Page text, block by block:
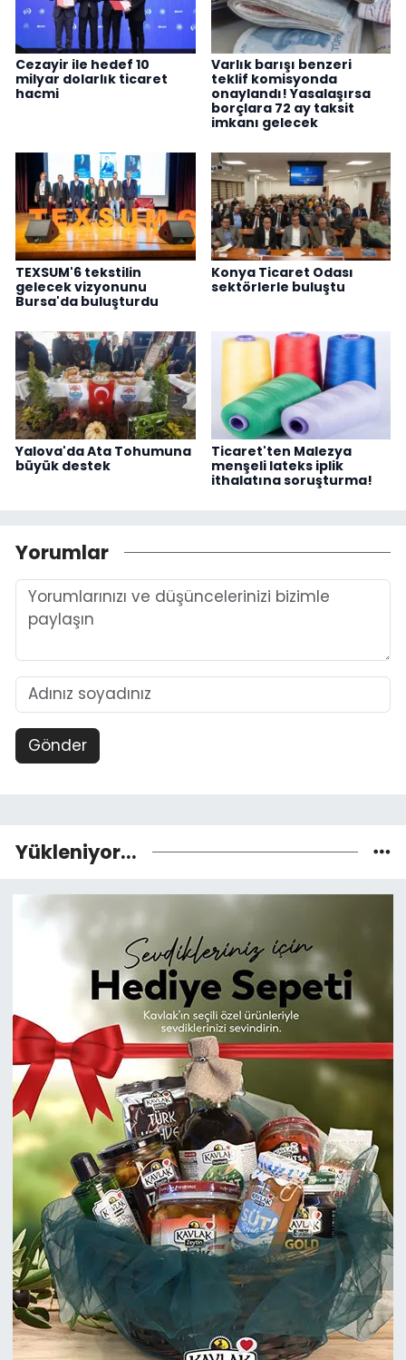
Cezayir ile hedef 10
milyar dolarlık ticaret
hacmi
Varlık barışı benzeri
teklif komisyonda
onaylandı! Yasalaşırsa
borçlara 72 ay taksit
imkanı gelecek
TEXSUM'6 tekstilin
gelecek vizyonunu
Bursa'da buluşturdu
Konya Ticaret Odası
sektörlerle buluştu
Yalova'da Ata Tohumuna
büyük destek
Ticaret'ten Malezya
menşeli lateks iplik
ithalatına soruşturma!
Yorumlar
Gönder
Yükleniyor...